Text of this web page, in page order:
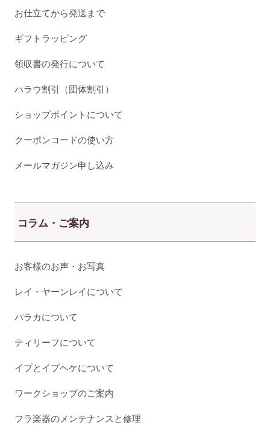
お仕立てから発送まで
ギフトラッピング
領収書の発行について
ハラウ割引（団体割引）
ショップポイントについて
クーポンコードの使い方
メールマガジン申し込み
コラム・ご案内
お客様のお声・お写真
レイ・ヤーンレイについて
パラカについて
ティリーフについて
イプとイプヘケについて
ワークショップのご案内
フラ楽器のメンテナンスと修理